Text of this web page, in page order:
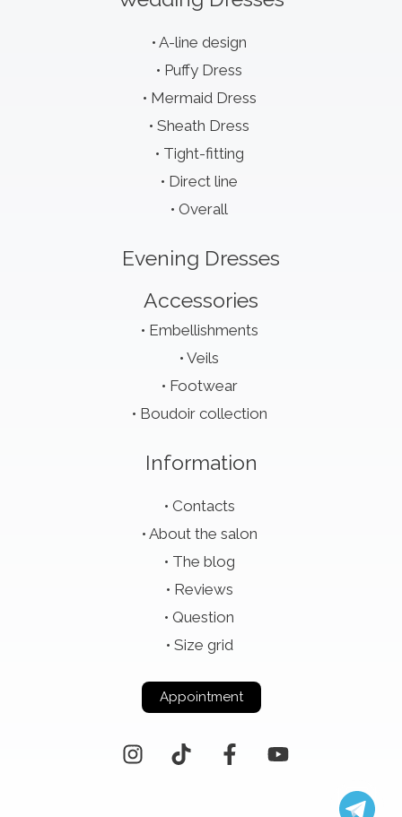
A-line design
Puffy Dress
Mermaid Dress
Sheath Dress
Tight-fitting
Direct line
Overall
Evening Dresses
Accessories
Embellishments
Veils
Footwear
Boudoir collection
Information
Contacts
About the salon
The blog
Reviews
Question
Size grid
Appointment